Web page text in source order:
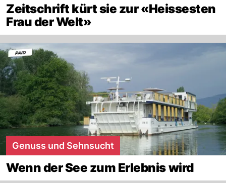
Zeitschrift kürt sie zur «Heissesten
Frau der Welt»
Genuss und Sehnsucht
Wenn der See zum Erlebnis wird